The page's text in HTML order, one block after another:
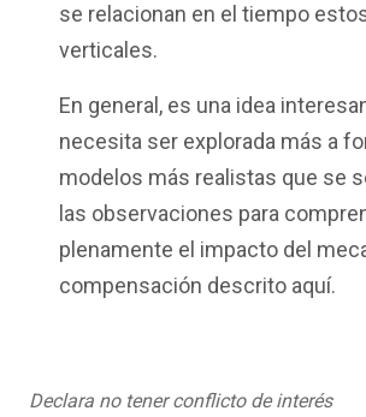
se relacionan en el tiempo
verticales.
En general, es una idea
necesita ser explorada más a
modelos más realistas que se
las observaciones para
plenamente el impacto del
compensación descrito aquí.
Declara no tener conflicto de interés